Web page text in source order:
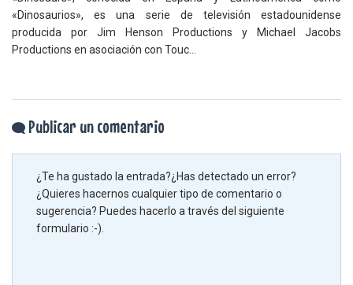
«Dinosaurios», es una serie de televisión estadounidense
producida por Jim Henson Productions y Michael Jacobs
Productions en asociación con Touc...
Publicar un comentario
¿Te ha gustado la entrada?¿Has detectado un error?
¿Quieres hacernos cualquier tipo de comentario o
sugerencia? Puedes hacerlo a través del siguiente
formulario :-).